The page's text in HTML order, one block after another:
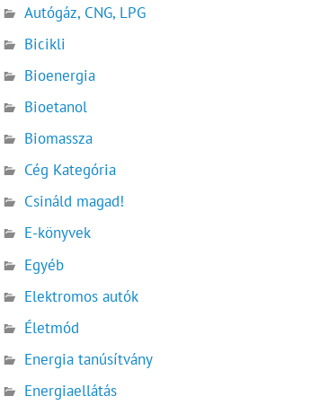
Autógáz, CNG, LPG
Bicikli
Bioenergia
Bioetanol
Biomassza
Cég Kategória
Csináld magad!
E-könyvek
Egyéb
Elektromos autók
Életmód
Energia tanúsítvány
Energiaellátás